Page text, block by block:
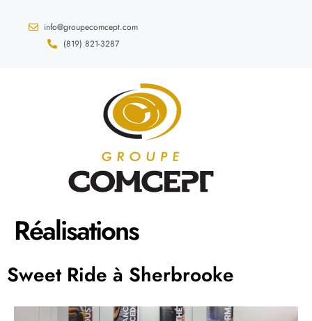
info@groupecomcept.com
(819) 821-3287
Réalisations
Sweet Ride à Sherbrooke